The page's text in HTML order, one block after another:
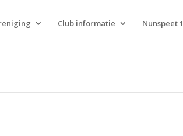
Club informatie Nunspeet 1